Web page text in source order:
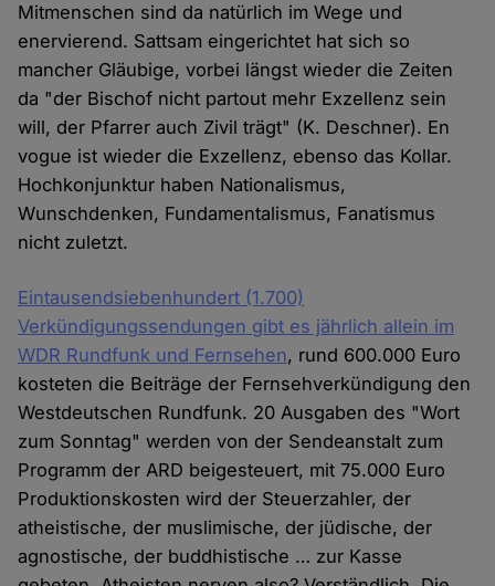
Mitmenschen sind da natürlich im Wege und
enervierend. Sattsam eingerichtet hat sich so
mancher Gläubige, vorbei längst wieder die Zeiten
da "der Bischof nicht partout mehr Exzellenz sein
will, der Pfarrer auch Zivil trägt" (K. Deschner). En
vogue ist wieder die Exzellenz, ebenso das Kollar.
Hochkonjunktur haben Nationalismus,
Wunschdenken, Fundamentalismus, Fanatismus
nicht zuletzt.
Eintausendsiebenhundert (1.700)
Verkündigungssendungen gibt es jährlich allein im
WDR Rundfunk und Fernsehen, rund 600.000 Euro
kosteten die Beiträge der Fernsehverkündigung den
Westdeutschen Rundfunk. 20 Ausgaben des "Wort
zum Sonntag" werden von der Sendeanstalt zum
Programm der ARD beigesteuert, mit 75.000 Euro
Produktionskosten wird der Steuerzahler, der
atheistische, der muslimische, der jüdische, der
agnostische, der buddhistische … zur Kasse